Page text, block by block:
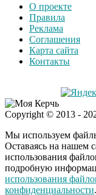
О проекте
Правила
Реклама
Соглашения
Карта сайта
Контакты
Copyright © 2013 -
Мы используем
Оставаясь на нашем
использования
подробную
использования
конфиденциальности